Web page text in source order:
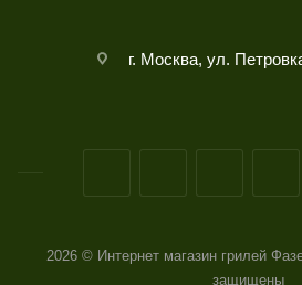
г. Москва, ул.
2026 © Интернет магазин грилей
защищены